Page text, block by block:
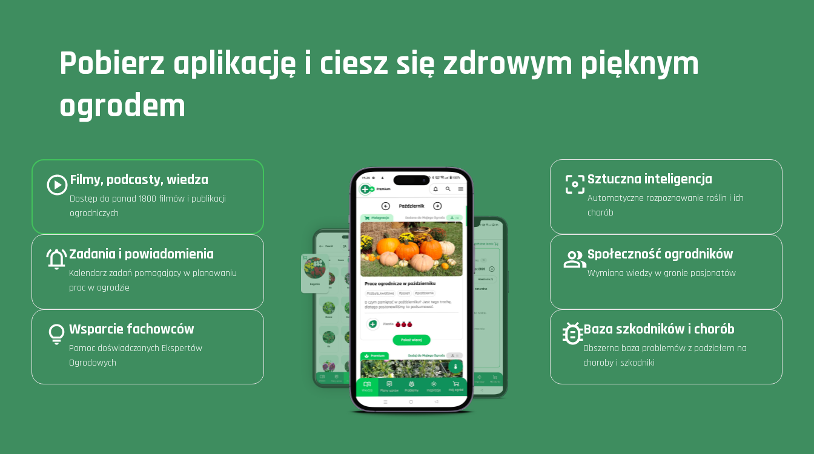
Pobierz aplikację i ciesz się zdrowym pięknym
ogrodem
Filmy, podcasty, wiedza
Dostęp do ponad 1800 filmów i publikacji
ogrodniczych
Zadania i powiadomienia
Kalendarz zadań pomagający w planowaniu
prac w ogrodzie
Wsparcie fachowców
Pomoc doświadczonych Ekspertów
Ogrodowych
Sztuczna inteligencja
Automatyczne rozpoznawanie roślin i ich
chorób
Społeczność ogrodników
Wymiana wiedzy w gronie pasjonatów
Baza szkodników i chorób
Obszerna baza problemów z podziałem na
choroby i szkodniki